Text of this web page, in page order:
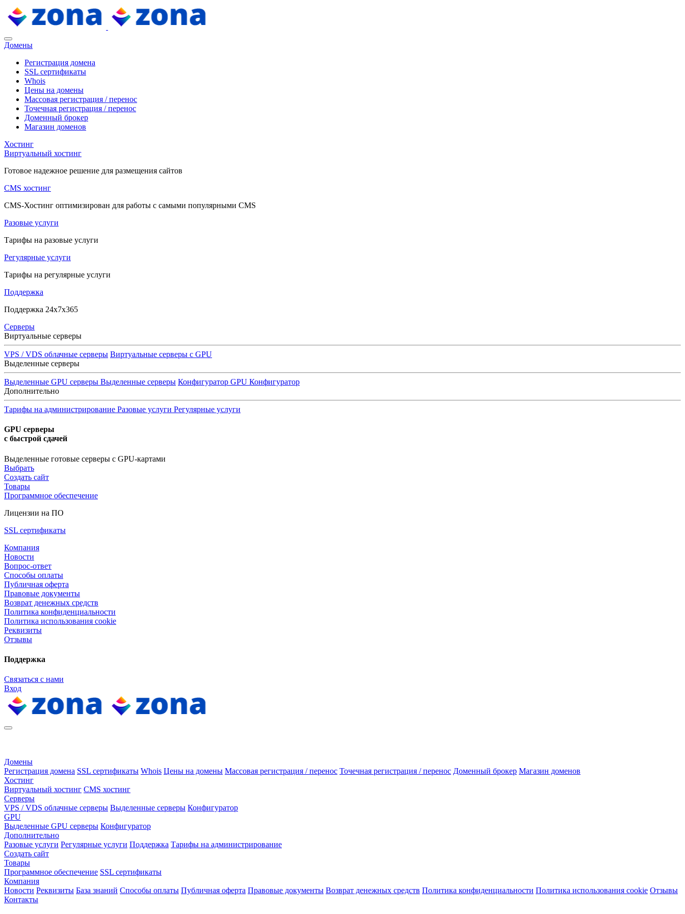
Домены
Регистрация домена
SSL сертификаты
Whois
Цены на домены
Массовая регистрация / перенос
Точечная регистрация / перенос
Доменный брокер
Магазин доменов
Хостинг
Виртуальный хостинг
Готовое надежное решение для размещения сайтов
CMS хостинг
CMS-Хостинг оптимизирован для работы с самыми популярными CMS
Разовые услуги
Тарифы на разовые услуги
Регулярные услуги
Тарифы на регулярные услуги
Поддержка
Поддержка 24x7x365
Серверы
Виртуальные серверы
VPS / VDS облачные серверы Виртуальные серверы с GPU
Выделенные серверы
Выделенные GPU серверы Выделенные серверы Конфигуратор GPU Конфигуратор
Дополнительно
Тарифы на администрирование Разовые услуги Регулярные услуги
GPU серверы
с быстрой сдачей
Выделенные готовые серверы с GPU-картами
Выбрать
Создать сайт
Товары
Программное обеспечение
Лицензии на ПО
SSL сертификаты
Компания
Новости
Вопрос-ответ
Способы оплаты
Публичная оферта
Правовые документы
Возврат денежных средств
Политика конфиденциальности
Политика использования cookie
Реквизиты
Отзывы
Поддержка
Связаться с нами
Вход
Домены
Регистрация домена SSL сертификаты Whois Цены на домены Массовая регистрация / перенос Точечная регистрация / перенос Доменный брокер Магазин доменов
Хостинг
Виртуальный хостинг CMS хостинг
Серверы
VPS / VDS облачные серверы Выделенные серверы Конфигуратор
GPU
Выделенные GPU серверы Конфигуратор
Дополнительно
Разовые услуги Регулярные услуги Поддержка Тарифы на администрирование
Создать сайт
Товары
Программное обеспечение SSL сертификаты
Компания
Новости Реквизиты База знаний Способы оплаты Публичная оферта Правовые документы Возврат денежных средств Политика конфиденциальности Политика использования cookie Отзывы
Контакты